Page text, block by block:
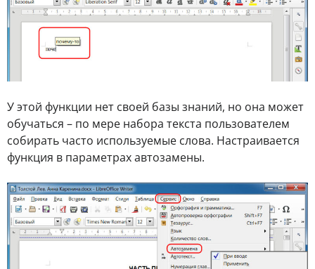
У этой функции нет своей базы знаний, но она может
обучаться – по мере набора текста пользователем
собирать часто используемые слова. Настраивается
функция в параметрах автозамены.